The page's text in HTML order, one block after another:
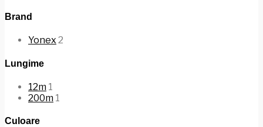
Brand
Yonex 2
Lungime
12m 1
200m 1
Culoare